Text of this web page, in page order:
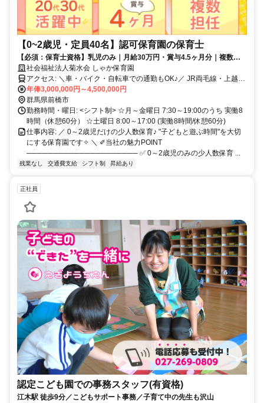
【0~2歳児・定員40名】認可保育園の保育士
【必須：保育士資格】乳児のみ｜月給30万円・賞与4.5ヶ月分｜複数担
任制｜残業ほぼなし｜20代30代女性活躍中
社会福祉法人菊水会 しゃか保育園
アクセス: ＼車・バイク・自転車での通勤もOK♪／ JR両毛線・上越線
「新前橋駅」より徒歩18分、車で7分
年俸3,000,000円～4,500,000円
群馬県前橋市
勤務時間・曜日: <シフト制> ☆月～金曜日 7:30～19:00のうち 実働8
時間（休憩60分） ☆土曜日 8:00～17:00 (実働8時間/休憩60分)
仕事内容: ／ 0～2歳児だけの少人数保育♪ "子どもと遊ぶ時間"を大切
にする保育園です✧ ＼ ✐当社の魅力POINT
───────────────────── ✅ 0～2歳児のみの少人数保育 ...
残業なし 交通費支給 シフト制 昇給あり
正社員
認定こども園での事務スタッフ(有資格)
江木駅 徒歩9分／こどもサポート事務／子育て中の先生も沢山